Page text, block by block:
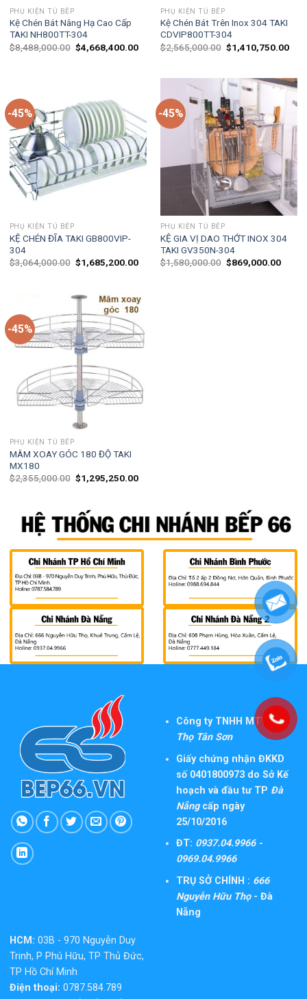
PHỤ KIỆN TỦ BẾP
Kệ Chén Bát Nâng Hạ Cao Cấp
TAKI NH800TT-304
$8,488,000.00 $4,668,400.00
PHỤ KIỆN TỦ BẾP
Kệ Chén Bát Trên Inox 304 TAKI
CDVIP800TT-304
$2,565,000.00 $1,410,750.00
-45%
PHỤ KIỆN TỦ BẾP
KỆ CHÉN ĐĨA TAKI GB800VIP-
304
$3,064,000.00 $1,685,200.00
-45%
PHỤ KIỆN TỦ BẾP
KỆ GIA VỊ DAO THỚT INOX 304
TAKI GV350N-304
$1,580,000.00 $869,000.00
-45%
PHỤ KIỆN TỦ BẾP
MÂM XOAY GÓC 180 ĐỘ TAKI
MX180
$2,355,000.00 $1,295,250.00
Công ty TNHH MTV TM
Thọ Tân Sơn
Giấy chứng nhận ĐKKD
số 0401800973 do Sở Kế
hoạch và đầu tư TP Đà
Nẵngcấp ngày
25/10/2016
ĐT: 0937.04.9966 -
0969.04.9966
TRỤ SỞ CHÍNH : 666
Nguyễn Hữu Thọ- Đà
Nẵng
HCM: 03B - 970 Nguyễn Duy
Trinh, P Phú Hữu, TP Thủ Đức,
TP Hồ Chí Minh
Điện thoại: 0787.584.789